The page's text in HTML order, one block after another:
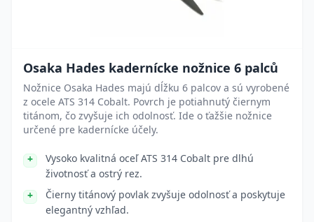
Osaka Hades kadernícke nožnice 6 palců
Nožnice Osaka Hades majú dĺžku 6 palcov a sú vyrobené
z ocele ATS 314 Cobalt. Povrch je potiahnutý čiernym
titánom, čo zvyšuje ich odolnosť. Ide o ťažšie nožnice
určené pre kadernícke účely.
Vysoko kvalitná oceľ ATS 314 Cobalt pre dlhú
životnosť a ostrý rez.
Čierny titánový povlak zvyšuje odolnosť a poskytuje
elegantný vzhľad.